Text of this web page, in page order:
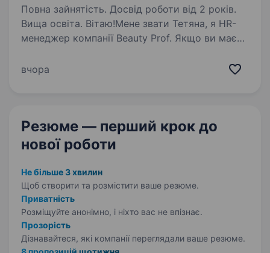
Повна зайнятість. Досвід роботи від 2 років.
Вища освіта. Вітаю!Мене звати Тетяна, я HR-
менеджер компанії Beauty Prof. Якщо ви маєте
професійної косметології, любите амбітні
вчора
Резюме — перший крок до
нової роботи
Не більше 3 хвилин
Щоб створити та розмістити ваше резюме.
Приватність
Розміщуйте анонімно, і ніхто вас не впізнає.
Прозорість
Дізнавайтеся, які компанії переглядали ваше резюме.